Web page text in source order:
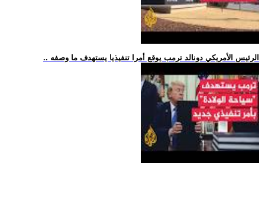
.. الرئيس الأمريكي دونالد ترمب يوقع أمرا تنفيذيا يستهدف ما وصفه